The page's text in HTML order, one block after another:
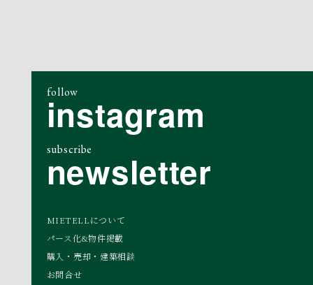
follow
instagram
subscribe
newsletter
MIETELLについて
パース化&物件掲載
購入・売却・建築相談
お問合せ